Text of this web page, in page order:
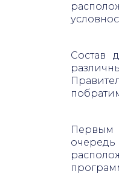
Состав
Первым
очередь